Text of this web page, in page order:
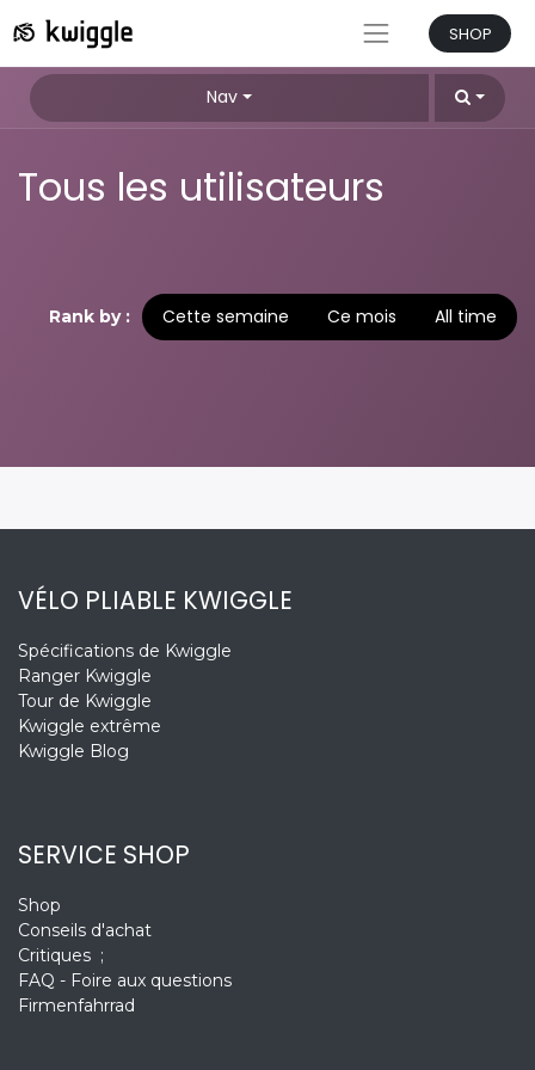
SHOP
Nav
Tous les utilisateurs
Rank by : Cette semaine Ce mois All time
VÉLO PLIABLE KWIGGLE
Spécifications de Kwiggle
Ranger Kwiggle
Tour de Kwiggle
Kwiggle extrême
Kwiggle Blog
SERVICE SHOP
Shop
Conseils d'achat
Critiques ;
FAQ - Foire aux questions
Firmenfahrrad